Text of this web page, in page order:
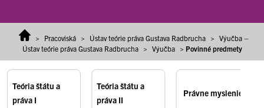
> Pracoviská > Ústav teórie práva Gustava Radbrucha > Výučba –
Ústav teórie práva Gustava Radbrucha
> Výučba > Povinné predmety
Teória štátu a
práva I
Teória štátu a
práva II
Právne myslenie